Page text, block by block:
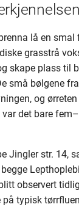
lå en smal
grasstrå
skape plass til
små bølgene
og
var det bare
Jingler str. 14,
observert
typisk